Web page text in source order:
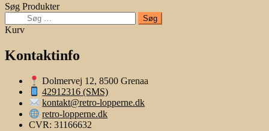
Søg Produkter
efter:
Kurv
Kontaktinfo
Dolmervej 12, 8500 Grenaa
42912316 (SMS)
kontakt@retro-lopperne.dk
retro-lopperne.dk
CVR: 31166632